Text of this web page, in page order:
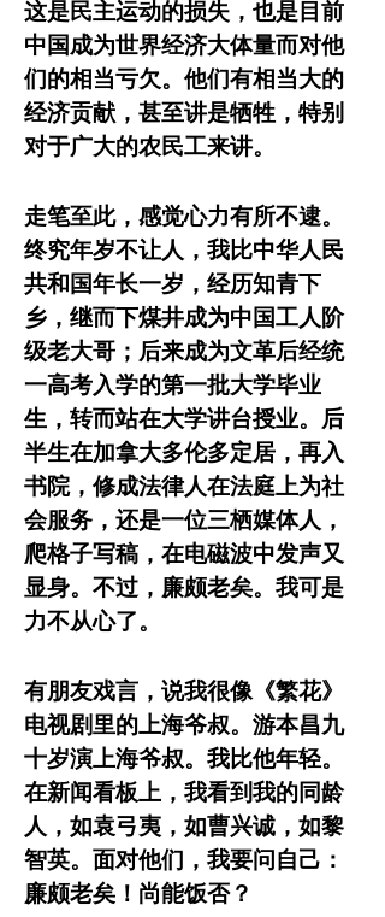
这是民主运动的损失，也是目前
中国成为世界经济大体量而对他
们的相当亏欠。他们有相当大的
经济贡献，甚至讲是牺牲，特别
对于广大的农民工来讲。
走笔至此，感觉心力有所不逮。
终究年岁不让人，我比中华人民
共和国年长一岁，经历知青下
乡，继而下煤井成为中国工人阶
级老大哥；后来成为文革后经统
一高考入学的第一批大学毕业
生，转而站在大学讲台授业。后
半生在加拿大多伦多定居，再入
书院，修成法律人在法庭上为社
会服务，还是一位三栖媒体人，
爬格子写稿，在电磁波中发声又
显身。不过，廉颇老矣。我可是
力不从心了。
有朋友戏言，说我很像《繁花》
电视剧里的上海爷叔。游本昌九
十岁演上海爷叔。我比他年轻。
在新闻看板上，我看到我的同龄
人，如袁弓夷，如曹兴诚，如黎
智英。面对他们，我要问自己：
廉颇老矣！尚能饭否？